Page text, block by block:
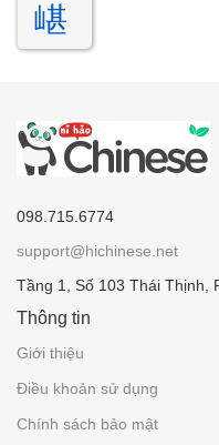
嵁
098.715.6774
support@hichinese.net
Tầng 1, Số 103 Thái Thịnh,
Thông tin
Giới thiệu
Điều khoản sử dụng
Chính sách bảo mật